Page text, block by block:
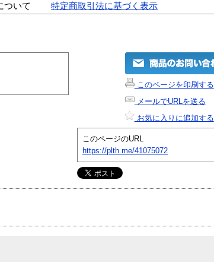
ついて
特定商取引法に基づく表示
このページを印刷する
メールでURLを送る
お気に入りに追加する
このページのURL
https://plth.me/41075072